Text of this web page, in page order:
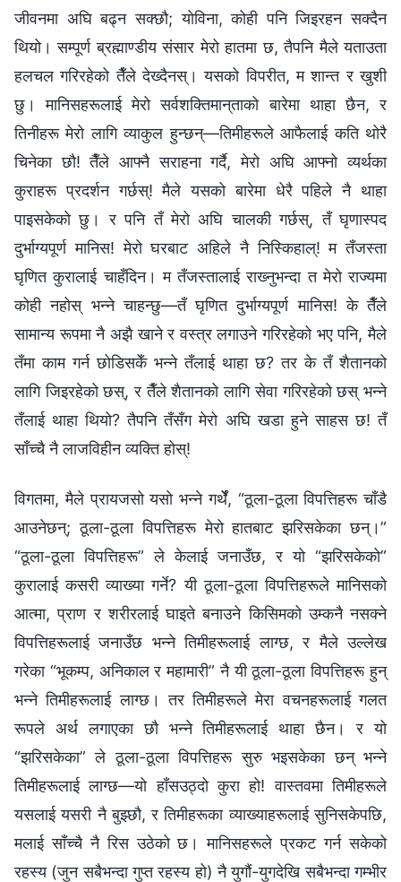
जीवनमा अघि बढ्न सक्छौ; योविना, कोही पनि जिइरहन सक्दैन
थियो। सम्पूर्ण ब्रह्माण्डीय संसार मेरो हातमा छ, तैपनि मैले यताउता
हलचल गरिरहेको तैँले देख्दैनस्। यसको विपरीत, म शान्त र खुशी
छु। मानिसहरूलाई मेरो सर्वशक्तिमान्‌ताको बारेमा थाहा छैन, र
तिनीहरू मेरो लागि व्याकुल हुन्छन्—तिमीहरूले आफैलाई कति थोरै
चिनेका छौ! तैँले आफ्‍नै सराहना गर्दै, मेरो अघि आफ्‍नो व्यर्थका
कुराहरू प्रदर्शन गर्छस्! मैले यसको बारेमा धेरै पहिले नै थाहा
पाइसकेको छु। र पनि तँ मेरो अघि चालकी गर्छस्, तँ घृणास्पद
दुर्भाग्यपूर्ण मानिस! मेरो घरबाट अहिले नै निस्किहाल्! म तँजस्ता
घृणित कुरालाई चाहँदिन। म तँजस्तालाई राख्‍नुभन्दा त मेरो राज्यमा
कोही नहोस् भन्‍ने चाहन्छु—तँ घृणित दुर्भाग्यपूर्ण मानिस! के तैँले
सामान्य रूपमा नै अझै खाने र वस्‍त्र लगाउने गरिरहेको भए पनि, मैले
तँमा काम गर्न छोडिसकेँ भन्‍ने तँलाई थाहा छ? तर के तँ शैतानको
लागि जिइरहेको छस्, र तैँले शैतानको लागि सेवा गरिरहेको छस् भन्‍ने
तँलाई थाहा थियो? तैपनि तँसँग मेरो अघि खडा हुने साहस छ! तँ
साँच्‍चै नै लाजविहीन व्यक्ति होस्!
विगतमा, मैले प्रायजसो यसो भन्‍ने गर्थेँ, “ठूला-ठूला विपत्तिहरू चाँडै
आउनेछन्; ठूला-ठूला विपत्तिहरू मेरो हातबाट झरिसकेका छन्।”
“ठूला-ठूला विपत्तिहरू” ले केलाई जनाउँछ, र यो “झरिसकेको”
कुरालाई कसरी व्याख्या गर्ने? यी ठूला-ठूला विपत्तिहरूले मानिसको
आत्मा, प्राण र शरीरलाई घाइते बनाउने किसिमको उम्कनै नसक्‍ने
विपत्तिहरूलाई जनाउँछ भन्‍ने तिमीहरूलाई लाग्छ, र मैले उल्‍लेख
गरेका “भूकम्प, अनिकाल र महामारी” नै यी ठूला-ठूला विपत्तिहरू हुन्
भन्‍ने तिमीहरूलाई लाग्छ। तर तिमीहरूले मेरा वचनहरूलाई गलत
रूपले अर्थ लगाएका छौ भन्‍ने तिमीहरूलाई थाहा छैन। र यो
“झरिसकेका” ले ठूला-ठूला विपत्तिहरू सुरु भइसकेका छन् भन्‍ने
तिमीहरूलाई लाग्छ—यो हाँसउठ्दो कुरा हो! वास्तवमा तिमीहरूले
यसलाई यसरी नै बुझ्छौ, र तिमीहरूका व्याख्याहरूलाई सुनिसकेपछि,
मलाई साँच्‍चै नै रिस उठेको छ। मानिसहरूले प्रकट गर्न सकेको
रहस्य (जुन सबैभन्दा गुप्त रहस्य हो) नै युगौं-युगदेखि सबैभन्दा गम्‍भीर